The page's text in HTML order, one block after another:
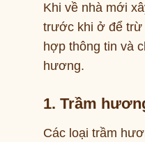
Khi về nhà mới
trước khi ở để trừ
hợp thông tin và
hương.
1. Trầm
Các loại trầm